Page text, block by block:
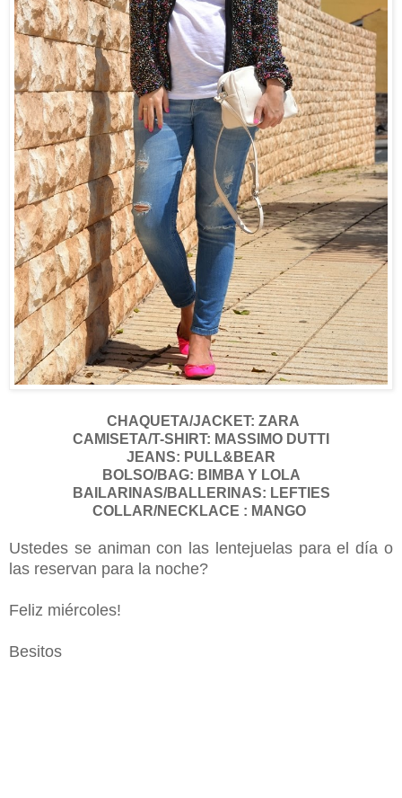
CHAQUETA/JACKET: ZARA
CAMISETA/T-SHIRT: MASSIMO DUTTI
JEANS: PULL&BEAR
BOLSO/BAG: BIMBA Y LOLA
BAILARINAS/BALLERINAS: LEFTIES
COLLAR/NECKLACE : MANGO
Ustedes se animan con las lentejuelas para el día o
las reservan para la noche?
Feliz miércoles!
Besitos